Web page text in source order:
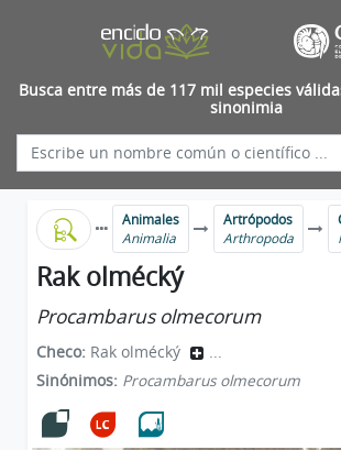
Busca entre más de 117 mil especies
sinonimia
Animales
Animalia
Artrópodos
Arthropoda
Rak olmécký
Procambarus olmecorum
Checo: Rak olmécký
...
Sinónimos: Procambarus olmecorum